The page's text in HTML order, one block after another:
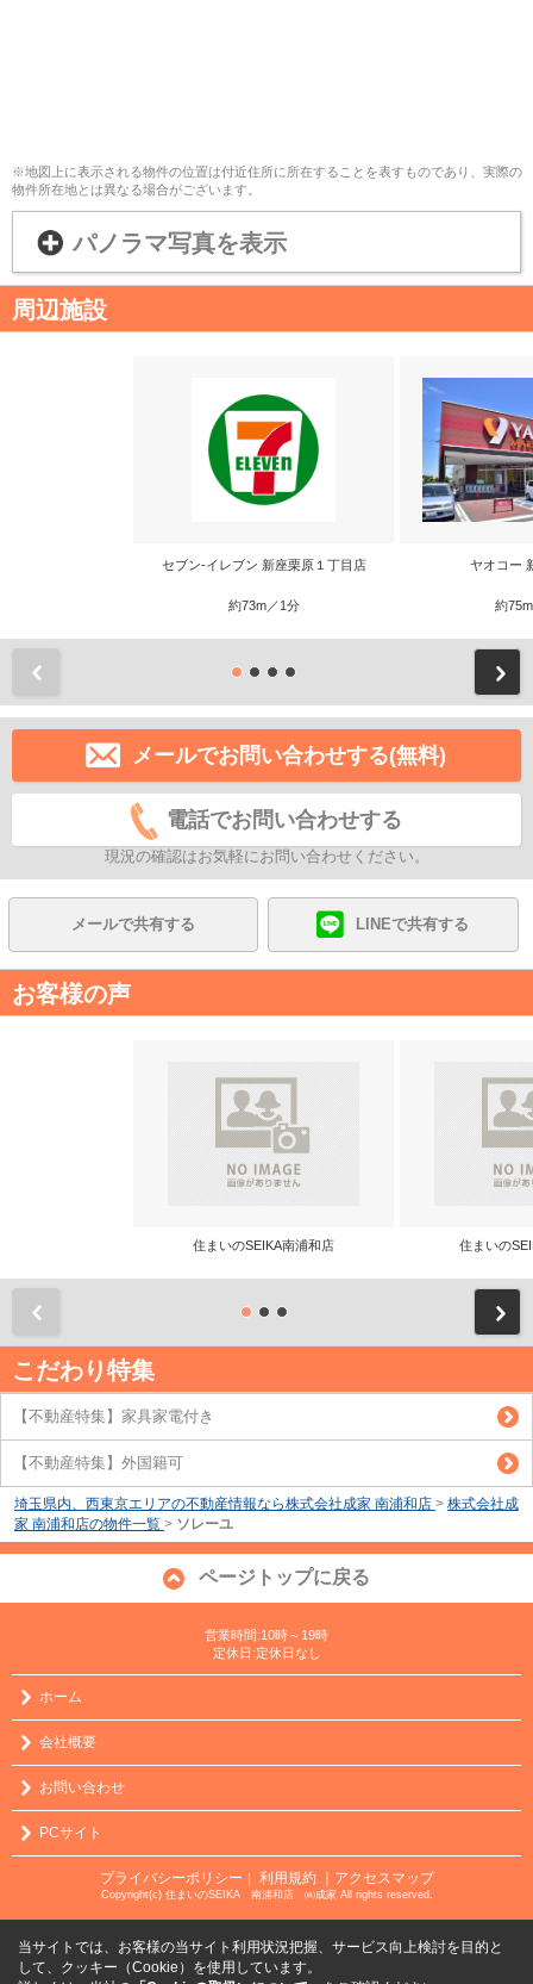
※地図上に表示される物件の位置は付近住所に所在することを表すものであり、実際の
物件所在地とは異なる場合がございます。
パノラマ写真を表示
周辺施設
セブン-イレブン 新座栗原１丁目店
約73m／1分
ヤオコー
約
メールでお問い合わせする(無料)
電話でお問い合わせする
現況の確認はお気軽にお問い合わせください。
メールで共有する LINEで共有する
お客様の声
住まいのSEIKA南浦和店 住まいの
こだわり特集
【不動産特集】家具家電付き
【不動産特集】外国籍可
埼玉県内、西東京エリアの不動産情報なら株式会社成家 南浦和店 > 株式会社成
家 南浦和店の物件一覧 > ソレーユ
ページトップに戻る
営業時間:10時～19時
定休日:定休日なし
ホーム
会社概要
お問い合わせ
PCサイト
プライバシーポリシー 利用規約 ｜アクセスマップ
Copyright(c) 住まいのSEIKA 南浦和店 ㈱成家 All rights reserved.
当サイトでは、お客様の当サイト利用状況把握、サービス向上検討を目的と
して、クッキー（Cookie）を使用しています。